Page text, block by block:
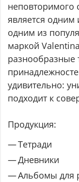
неповторимого
является одним
одним из
маркой
разнообразные
удивительно:
подходит к
Продукция:
Тетради
Дневники
Альбомы для